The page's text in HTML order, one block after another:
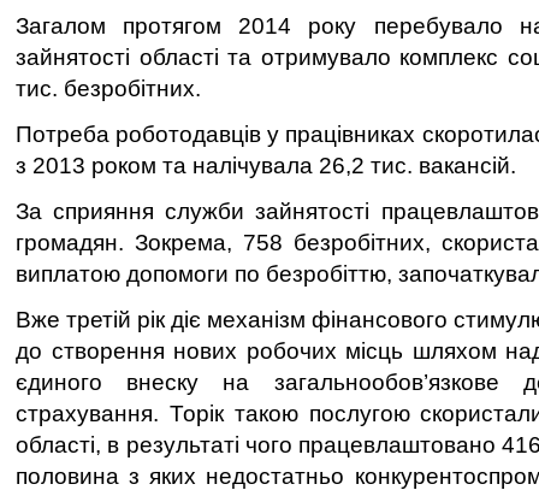
Загалом протягом 2014 року перебувало
зайнятості області та отримувало комплекс
тис. безробітних.
Потреба роботодавців у працівниках
з 2013 роком та налічувала 26,2 тис. вакансій.
За сприяння служби зайнятості
громадян. Зокрема, 758 безробітних,
виплатою допомоги по безробіттю,
Вже третій рік діє механізм фінансового
до створення нових робочих місць шляхом
єдиного внеску на загальнообов’язкове
страхування. Торік такою послугою
області, в результаті чого працевлаштовано
половина з яких недостатньо